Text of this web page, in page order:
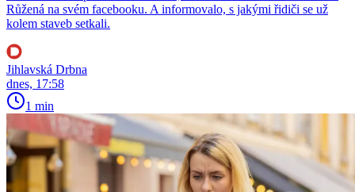
Růžená na svém facebooku. A informovalo, s jakými řidiči se už
kolem staveb setkali.
Jihlavská Drbna
dnes, 17:58
1 min